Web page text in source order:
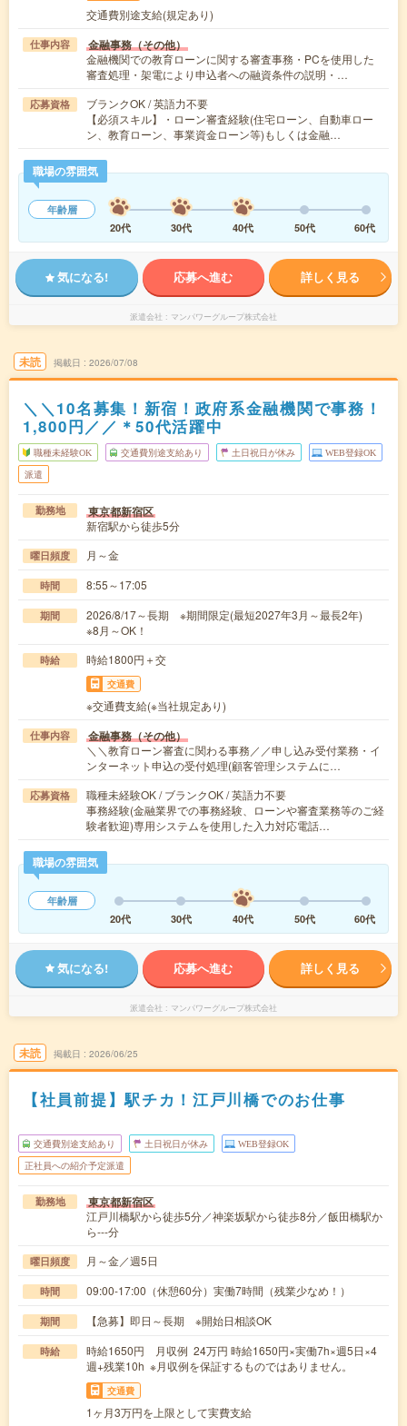
交通費別途支給(規定あり)
仕事内容 金融事務（その他）
金融機関での教育ローンに関する審査事務・PCを使用した
審査処理・架電により申込者への融資条件の説明・…
応募資格
ブランクOK / 英語力不要
【必須スキル】・ローン審査経験(住宅ローン、自動車ロー
ン、教育ローン、事業資金ローン等)もしくは金融…
職場の雰囲気
年齢層
20代
30代 40代 50代 60代
気になる! 応募へ進む 詳しく見る
派遣会社 マンパワーグループ株式会社
未読 掲載日 2026/07/08
＼＼10名募集！新宿！政府系金融機関で事務！
1,800円／／＊50代活躍中
職種未経験OK 交通費別途支給あり 土日祝日が休み WEB登録OK
派遣
勤務地 東京都新宿区
新宿駅から徒歩5分
曜日頻度 月～金
時間 8:55～17:05
期間
2026/8/17～長期 ※期間限定(最短2027年3月～最長2年)
※8月～OK！
時給 時給1800円＋交
交通費
※交通費支給(※当社規定あり)
仕事内容 金融事務（その他）
＼＼教育ローン審査に関わる事務／／申し込み受付業務・イ
ンターネット申込の受付処理(顧客管理システムに…
応募資格
職種未経験OK / ブランクOK / 英語力不要
事務経験(金融業界での事務経験、ローンや審査業務等のご経
験者歓迎)専用システムを使用した入力対応電話…
職場の雰囲気
年齢層
20代
30代 40代 50代 60代
気になる! 応募へ進む 詳しく見る
派遣会社 マンパワーグループ株式会社
未読 掲載日 2026/06/25
【社員前提】駅チカ！江戸川橋でのお仕事
交通費別途支給あり 土日祝日が休み WEB登録OK
正社員への紹介予定派遣
勤務地 東京都新宿区
江戸川橋駅から徒歩5分／神楽坂駅から徒歩8分／飯田橋駅か
ら---分
曜日頻度 月～金／週5日
時間 09:00-17:00（休憩60分）実働7時間（残業少なめ！）
期間 【急募】即日～長期 ※開始日相談OK
時給
時給1650円 月収例 24万円 時給1650円×実働7h×週5日×4
週+残業10h ※月収例を保証するものではありません。
交通費
1ヶ月3万円を上限として実費支給